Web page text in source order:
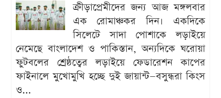
ক্রীড়াপ্রেমীদের জন্য আজ মঙ্গলবার
এক রোমাঞ্চকর দিন। একদিকে
সিলেটে সাদা পোশাকে লড়াইয়ে
নেমেছে বাংলাদেশ ও পাকিস্তান, অন্যদিকে ঘরোয়া
ফুটবলের শ্রেষ্ঠত্বের লড়াইয়ে ফেডারেশন কাপের
ফাইনালে মুখোমুখি হচ্ছে দুই জায়ান্ট—বসুন্ধরা কিংস
ও...